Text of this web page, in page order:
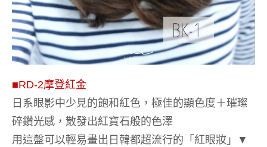
■RD-2摩登紅金
日系眼影中少見的飽和紅色，極佳的顯色度＋璀璨
碎鑽光感，散發出紅寶石般的色澤
用這盤可以輕易畫出日韓都超流行的「紅眼妝」
▼